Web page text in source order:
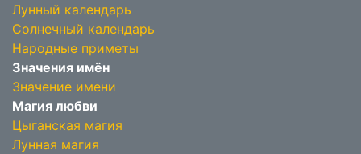
Лунный календарь
Солнечный календарь
Народные приметы
Значения имён
Значение имени
Магия любви
Цыганская магия
Лунная магия